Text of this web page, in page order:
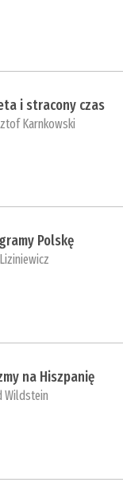
i stracony czas
Karnkowski
Polskę
na Hiszpanię
Wildstein